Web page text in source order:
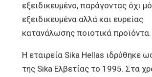
εξειδικευμένο, παράγοντας όχι
εξειδικευμένα αλλά και ευρείας
κατανάλωσης ποιοτικά προϊόντα.
Η εταιρεία Sika Hellas ιδρύθηκε
της Sika Ελβετίας το 1995. Στα